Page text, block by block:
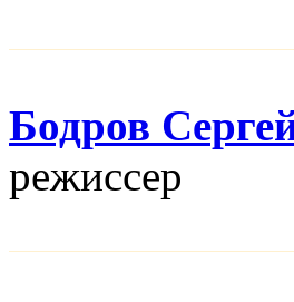
Бодров
режисcер